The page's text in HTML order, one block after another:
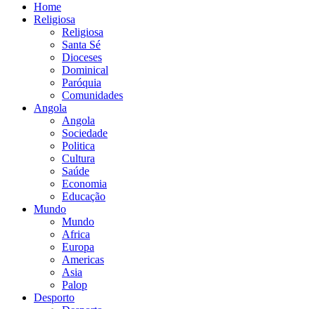
Home
Religiosa
Religiosa
Santa Sé
Dioceses
Dominical
Paróquia
Comunidades
Angola
Angola
Sociedade
Politica
Cultura
Saúde
Economia
Educação
Mundo
Mundo
Africa
Europa
Americas
Asia
Palop
Desporto